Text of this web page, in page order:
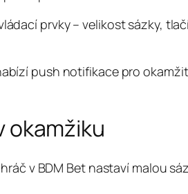
prvky – velikost sázky,
push notifikace pro
okamžiku
v BDM Bet nastaví malou